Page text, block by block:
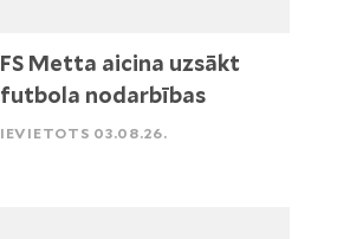
FS Metta aicina uzsākt
futbola nodarbības
IEVIETOTS 03.08.26.